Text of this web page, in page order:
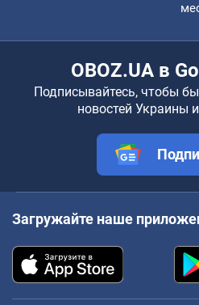
OBOZ.UA в
Подписывайтесь, чтобы
новостей Украины
Загружайте наше